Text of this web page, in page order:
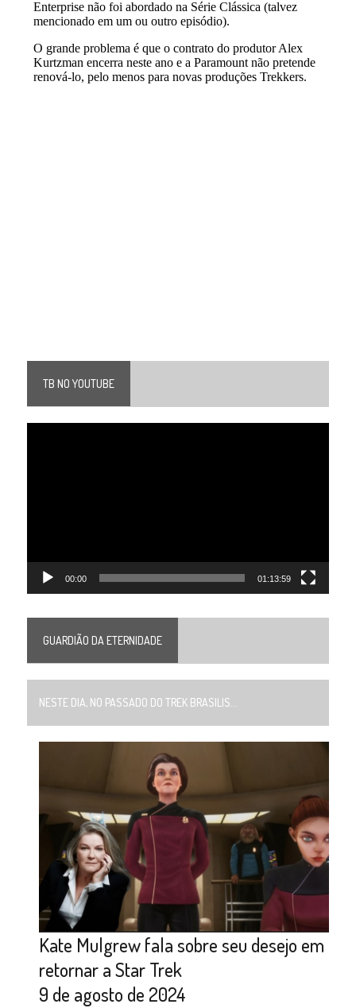
TB NO YOUTUBE
00:00 01:13:59
GUARDIÃO DA ETERNIDADE
NESTE DIA, NO PASSADO DO TREK BRASILIS...
Kate Mulgrew fala sobre seu desejo em
retornar a Star Trek
9 de agosto de 2024